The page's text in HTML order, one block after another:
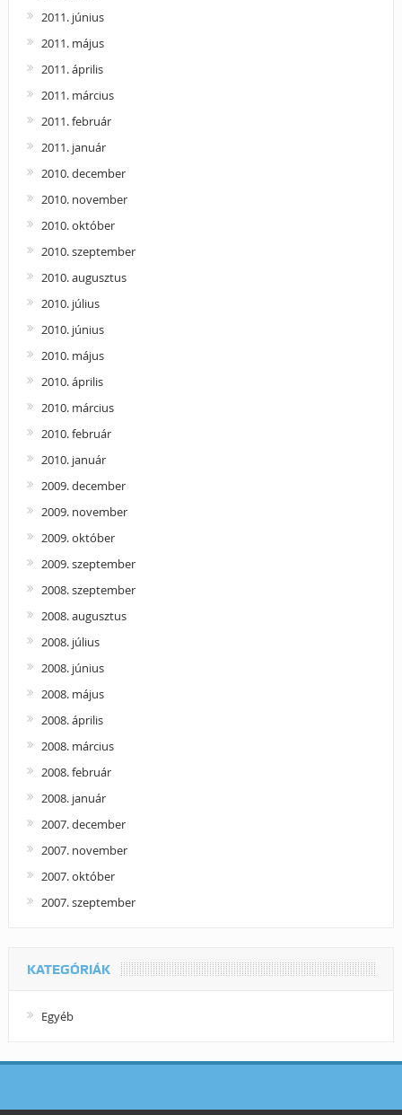
2011. június
2011. május
2011. április
2011. március
2011. február
2011. január
2010. december
2010. november
2010. október
2010. szeptember
2010. augusztus
2010. július
2010. június
2010. május
2010. április
2010. március
2010. február
2010. január
2009. december
2009. november
2009. október
2009. szeptember
2008. szeptember
2008. augusztus
2008. július
2008. június
2008. május
2008. április
2008. március
2008. február
2008. január
2007. december
2007. november
2007. október
2007. szeptember
KATEGÓRIÁK
Egyéb